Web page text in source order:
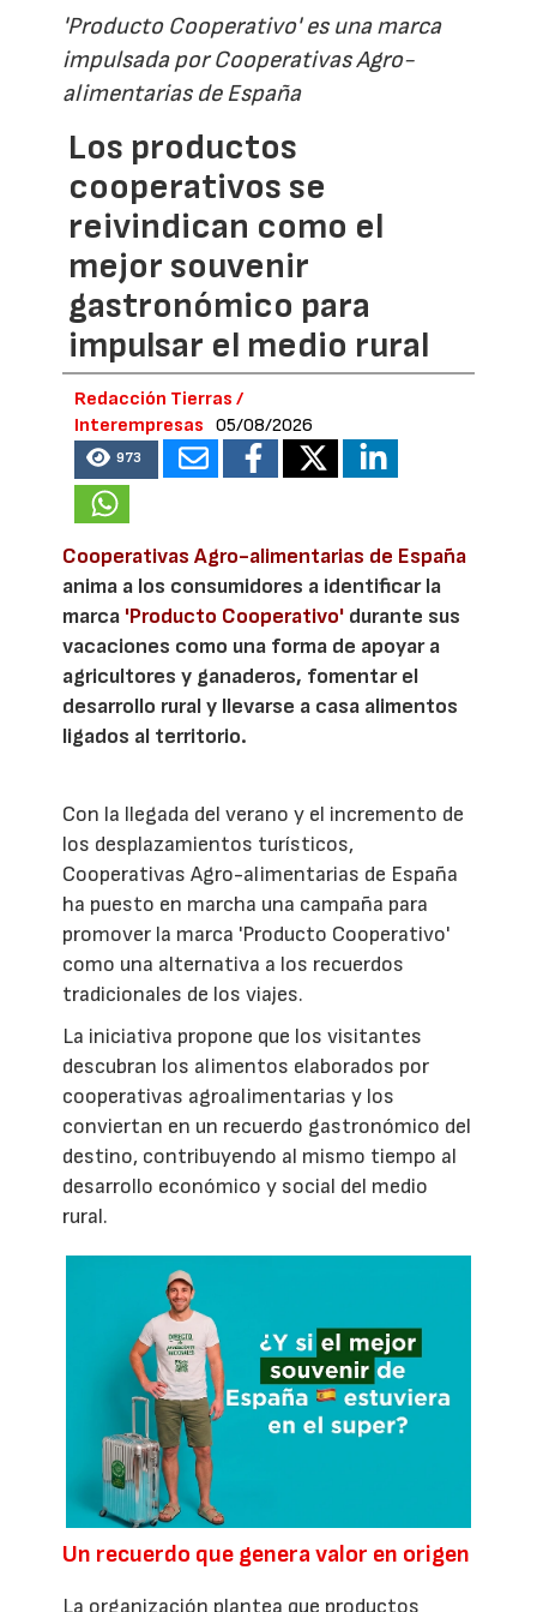
'Producto Cooperativo' es una marca
impulsada por Cooperativas Agro-
alimentarias de España
Los productos
cooperativos se
reivindican como el
mejor souvenir
gastronómico para
impulsar el medio rural
Redacción Tierras /
Interempresas
05/08/2026
973
Cooperativas Agro-alimentarias de España
anima a los consumidores a identificar la
marca 'Producto Cooperativo' durante sus
vacaciones como una forma de apoyar a
agricultores y ganaderos, fomentar el
desarrollo rural y llevarse a casa alimentos
ligados al territorio.
Con la llegada del verano y el incremento de
los desplazamientos turísticos,
Cooperativas Agro-alimentarias de España
ha puesto en marcha una campaña para
promover la marca 'Producto Cooperativo'
como una alternativa a los recuerdos
tradicionales de los viajes.
La iniciativa propone que los visitantes
descubran los alimentos elaborados por
cooperativas agroalimentarias y los
conviertan en un recuerdo gastronómico del
destino, contribuyendo al mismo tiempo al
desarrollo económico y social del medio
rural.
Un recuerdo que genera valor en origen